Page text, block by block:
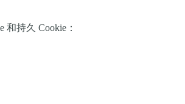
持久 Cookie：